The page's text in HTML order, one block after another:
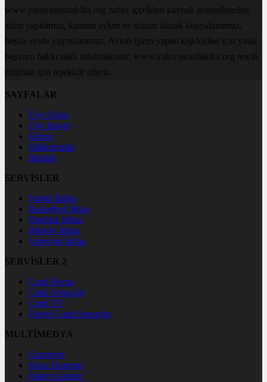
www.yalovasondakika.org haber içerikleri kaynak gösterilmeden
alıntı yapılamaz, kanuna aykırı ve izinsiz olarak kopyalanamaz,
başka yerde yayınlanamaz. Aykırı işlem yapan kişi/kişiler için yasal
başvuru hakkı saklı tutulmaktadır. www.yalovasondakika.org tercih
ettiğiniz için teşekkür ederiz.
SAYFALAR
Üye Girişi
Üye Kaydı
Künye
Hakkımızda
İletişim
SERVİSLER
Futbol İddaa
Basketbol İddaa
Hentbol İddaa
Bilardo İddaa
Voleybol İddaa
SERVİSLER 2
Canlı Borsa
Canlı Sonuçlar
Canlı TV
Futbol Canlı Sonuçlar
MULTİMEDYA
Gazeteler
Hava Durumu
Haber Gönder